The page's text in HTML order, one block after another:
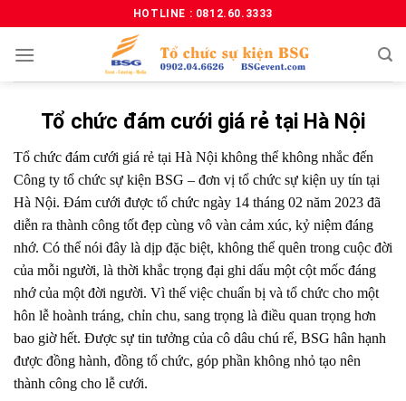
HOTLINE : 0812.60.3333
Tổ chức đám cưới giá rẻ tại Hà Nội
Tổ chức đám cưới giá rẻ tại Hà Nội không thể không nhắc đến
Công ty tổ chức sự kiện BSG – đơn vị tổ chức sự kiện uy tín tại
Hà Nội. Đám cưới được tổ chức ngày 14 tháng 02 năm 2023 đã
diễn ra thành công tốt đẹp cùng vô vàn cảm xúc, kỷ niệm đáng
nhớ. Có thể nói đây là dịp đặc biệt, không thể quên trong cuộc đời
của mỗi người, là thời khắc trọng đại ghi dấu một cột mốc đáng
nhớ của một đời người. Vì thế việc chuẩn bị và tổ chức cho một
hôn lễ hoành tráng, chỉn chu, sang trọng là điều quan trọng hơn
bao giờ hết. Được sự tin tưởng của cô dâu chú rể, BSG hân hạnh
được đồng hành, đồng tổ chức, góp phần không nhỏ tạo nên
thành công cho lễ cưới.